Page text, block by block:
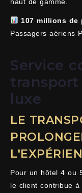
107 millions de
Passagers aériens
Service
luxe
LE
Pour un hôtel 4 ou
le client contribue